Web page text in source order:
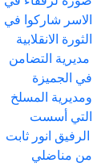
الاسر شاركوا في
الثورة الانقلابية
مديرية التضامن
في الجميزة
ومديرية المسلخ
التي أسست
الرفيق انور ثابت
من مناضلي